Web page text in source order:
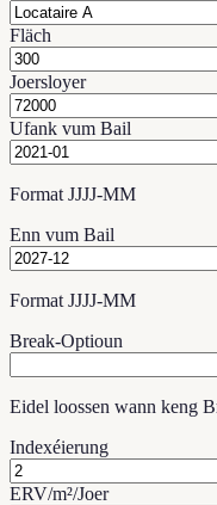
Fläch
Joersloyer
Ufank vum Bail
Format JJJJ-MM
Enn vum Bail
Format JJJJ-MM
Break-Optioun
Eidel loossen wann keng
Indexéierung
ERV/m²/Joer